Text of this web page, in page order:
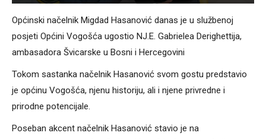
Općinski načelnik Migdad Hasanović danas je u službenoj
posjeti Općini Vogošća ugostio NJ.E. Gabrielea Derighettija,
ambasadora Švicarske u Bosni i Hercegovini
Tokom sastanka načelnik Hasanović svom gostu predstavio
je općinu Vogošća, njenu historiju, ali i njene privredne i
prirodne potencijale.
Poseban akcent načelnik Hasanović stavio je na